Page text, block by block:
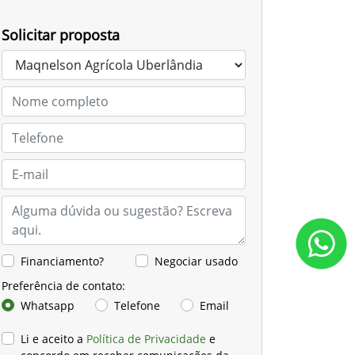
Solicitar proposta
Financiamento?
Negociar usado
Preferência de contato:
Whatsapp
Telefone Email
Li e aceito a Política de Privacidade e